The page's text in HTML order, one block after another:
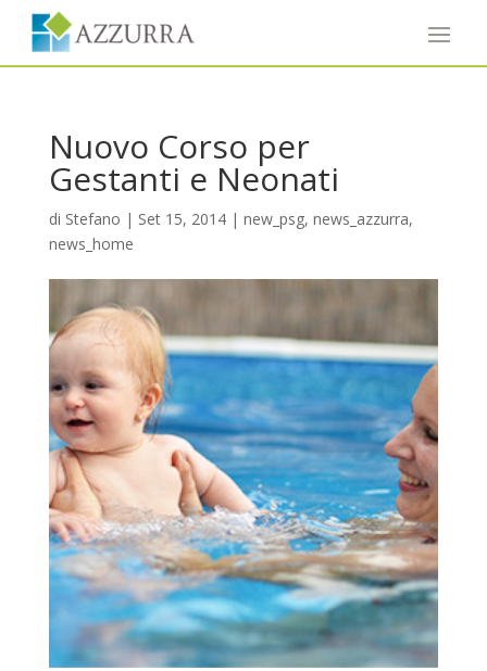
Nuovo Corso per
Gestanti e Neonati
di Stefano | Set 15, 2014| new_psg, news_azzurra,
news_home